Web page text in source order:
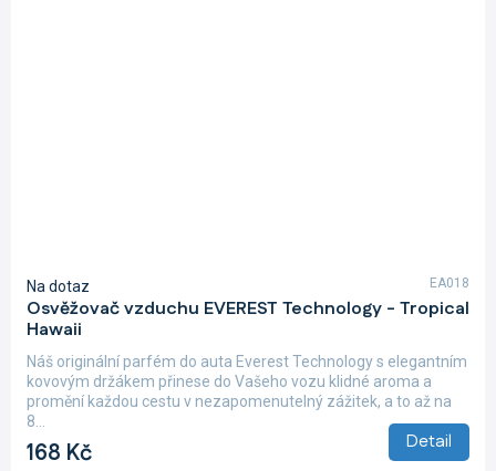
Osvěžovač vzduchu EVEREST Technology - Tropical
Hawaii
Na dotaz
168 Kč Detail
Náš originální parfém do auta Everest Technology s elegantním
kovovým držákem přinese do Vašeho vozu klidné aroma a
promění každou cestu v nezapomenutelný zážitek, a to až na
8...
EA018